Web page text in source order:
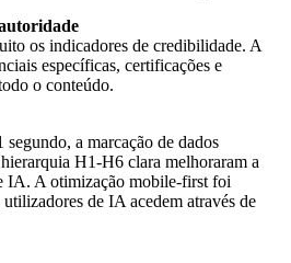
os indicadores de credibilidade. A
específicas, certificações e
o conteúdo.
a marcação de dados
H1-H6 clara melhoraram a
IA. A otimização mobile-first foi
de IA acedem através de